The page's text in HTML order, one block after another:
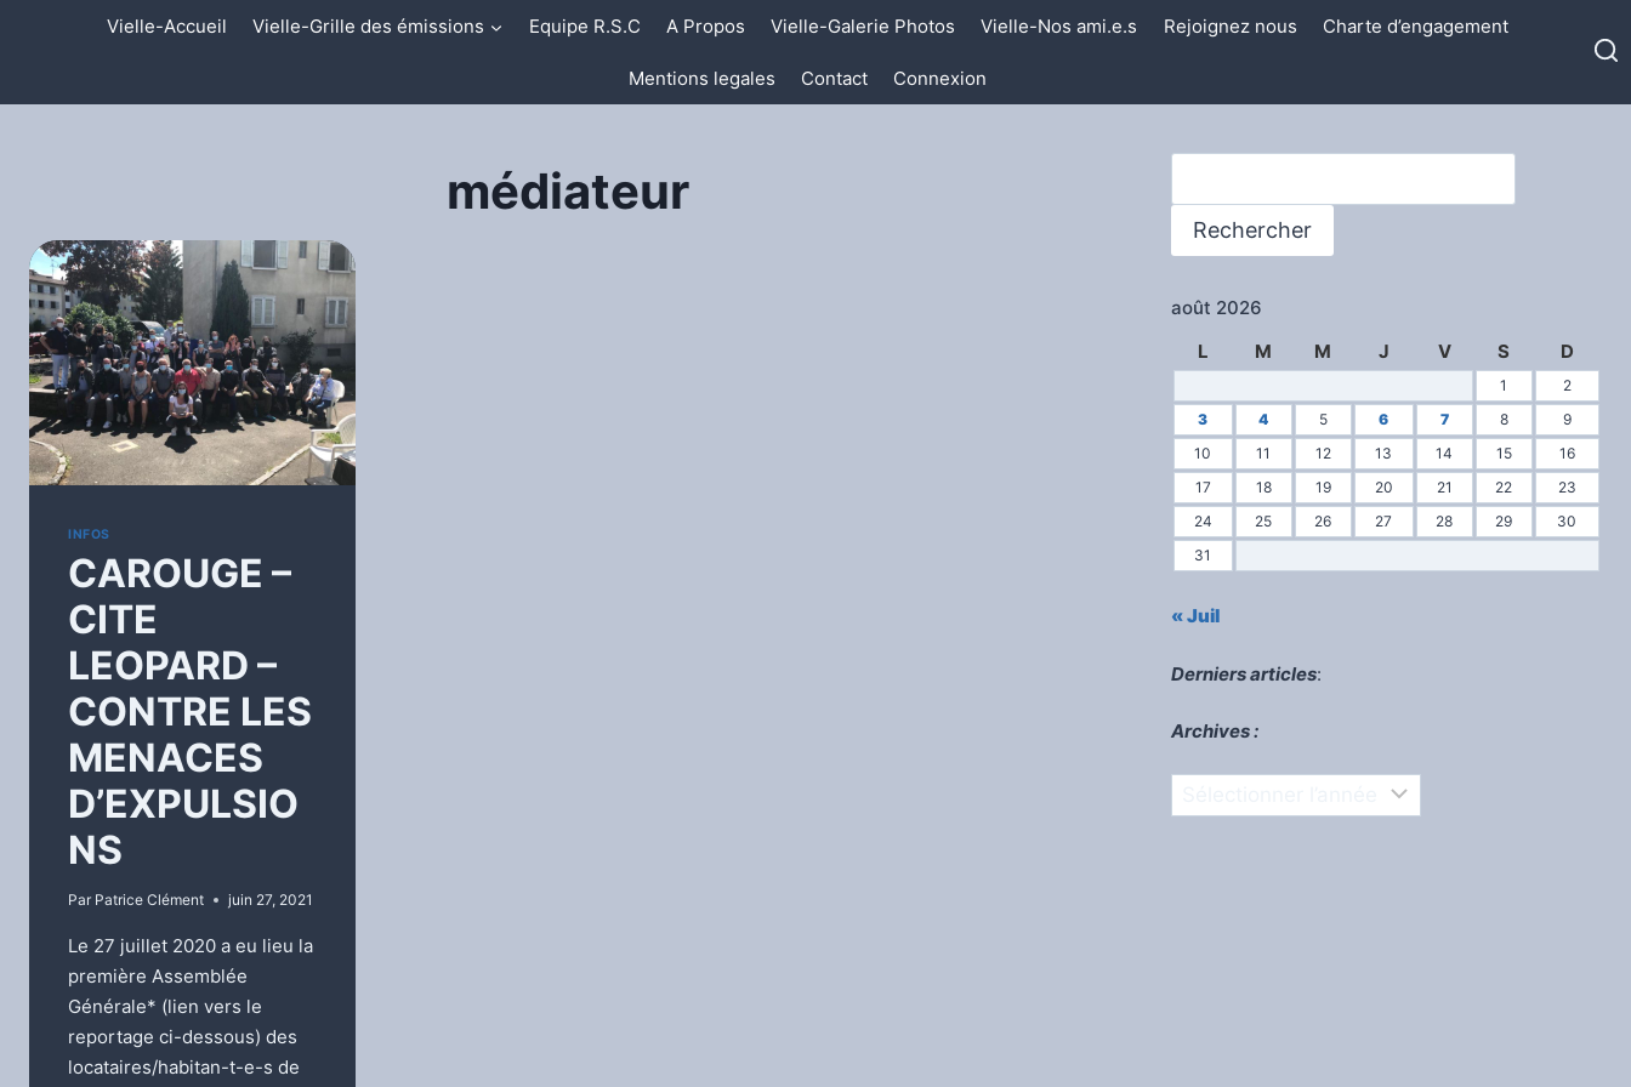
Vielle-Accueil Vielle-Grille des émissions Equipe R.S.C A Propos Vielle-Galerie Photos Vielle-Nos ami.e.s Rejoignez nous Charte d’engagement
Mentions legales Contact Connexion
médiateur
INFOS
CAROUGE –
CITE
LEOPARD –
CONTRE LES
MENACES
D’EXPULSIO
NS
Par Patrice Clément juin 27, 2021
Le 27 juillet 2020 a eu lieu la
première Assemblée
Générale* (lien vers le
reportage ci-dessous) des
locataires/habitan-t-e-s de
Rechercher
août 2026
L
M M J V S D
1
2
3
4 5 6 7 8
9
10
11 12 13 14 15
16
17
18 19 20 21 22
23
24
25 26 27 28 29
30
31
« Juil
Derniers articles:
Archives :